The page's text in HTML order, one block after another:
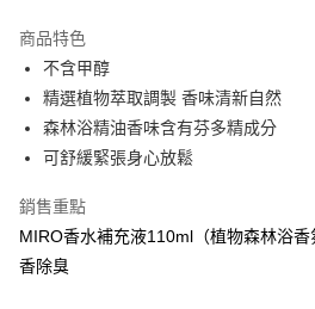
Apple Pay
街口支付
悠遊付
全盈+PAY
AFTEE先享後付
相關說明
商品特色
不含甲醇
精選植物萃取調製 香味清新自然
森林浴精油香味含有芬多精成分
可舒緩緊張身心放鬆
銷售重點
MIRO香水補充液110ml（植物森林浴
香除臭